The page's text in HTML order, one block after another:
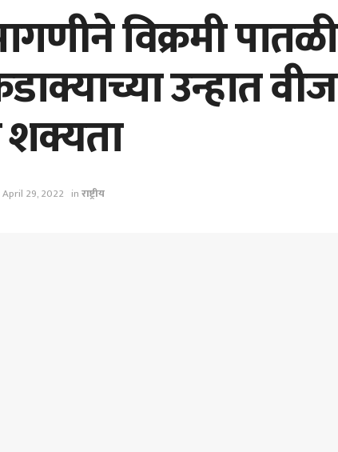
विक्रमी पातळी
उन्हात वीज
April 29, 2022 inराष्ट्रीय